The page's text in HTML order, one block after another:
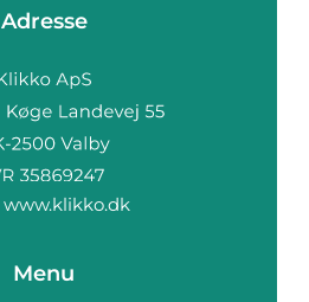
Adresse
www.klikko.dk
Menu